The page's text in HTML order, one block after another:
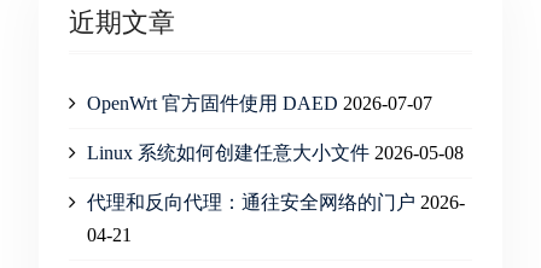
近期文章
OpenWrt 官方固件使用 DAED 2026-07-07
Linux 系统如何创建任意大小文件 2026-05-08
代理和反向代理：通往安全网络的门户 2026-
04-21